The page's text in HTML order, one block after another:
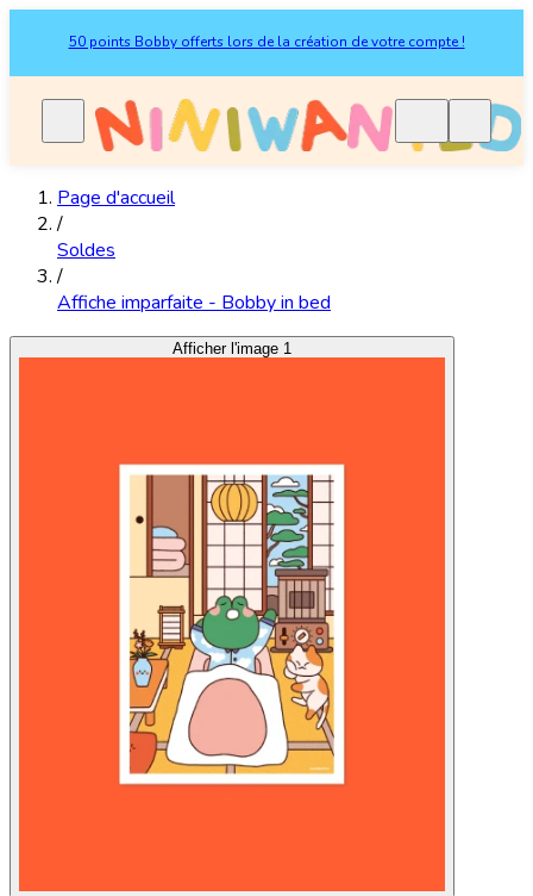
50 points Bobby offerts lors de la création de votre compte !
Page d'accueil
/
Soldes
/
Affiche imparfaite - Bobby in bed
Afficher l'image 1